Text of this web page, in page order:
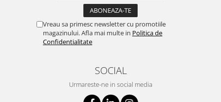
Vreau sa primesc newsletter cu promotiile
magazinului. Afla mai multe in Politica de
Confidentialitate
SOCIAL
Urmareste-ne in social media